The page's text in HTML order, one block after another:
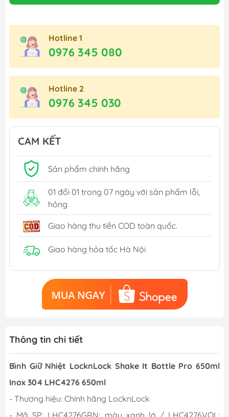
Hotline 1
0976 345 080
Hotline 2
0976 345 030
CAM KẾT
Sản phẩm chính hãng
01 đổi 01 trong 07 ngày với sản phẩm lỗi,
hỏng
Giao hàng thu tiền COD toàn quốc.
Giao hàng hỏa tốc Hà Nội
Thông tin chi tiết
Bình Giữ Nhiệt LocknLock Shake It Bottle Pro 650ml
Inox 304 LHC4276 650ml
- Thương hiệu: Chính hãng LocknLock
- Mã SP: LHC4276GRN: màu xanh lá / LHC4276VOL: